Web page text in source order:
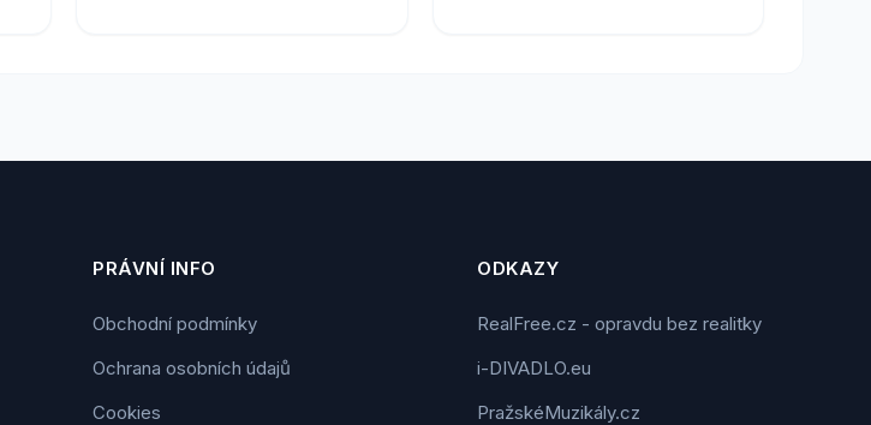
PRÁVNÍ INFO
Obchodní podmínky
Ochrana osobních údajů
Cookies
ODKAZY
RealFree.cz - opravdu bez realitky
i-DIVADLO.eu
PražskéMuzikály.cz